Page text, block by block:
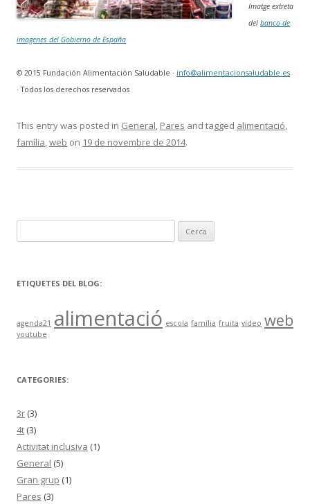
Imatge extreta
del banco de
imagenes del Gobierno de España
© 2015 Fundación Alimentación Saludable · info@alimentacionsaludable.es
· Todos los derechos reservados
This entry was posted in General, Pares and tagged alimentació,
família,web on 19 de novembre de 2014.
e
c
ETIQUETES DEL BLOG:
agenda21 alimentació escola família fruita vídeo web
youtube
CATEGORIES:
3r (3)
4t (3)
Activitat inclusiva (1)
General (5)
Gran grup (1)
Pares (3)